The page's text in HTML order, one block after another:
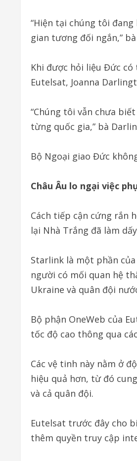
“Hiện tại chúng tôi
gian tương đối ngắn,”
Khi được hỏi liệu Đức
Eutelsat, Joanna
“Chúng tôi vẫn chưa
từng quốc gia,” bà
Bộ Ngoại giao Đức
Châu Âu lo ngại việc
Cách tiếp cận cứng rắn
lại Nhà Trắng đã làm
Starlink là một phần
người có mối quan hệ
Ukraine và quân đội
Bộ phận OneWeb của
tốc độ cao thông qua
Các vệ tinh này nằm ở
hiệu quả hơn, từ đó
và cả quân đội.
Eutelsat trước đây cho
thêm quyền truy cập